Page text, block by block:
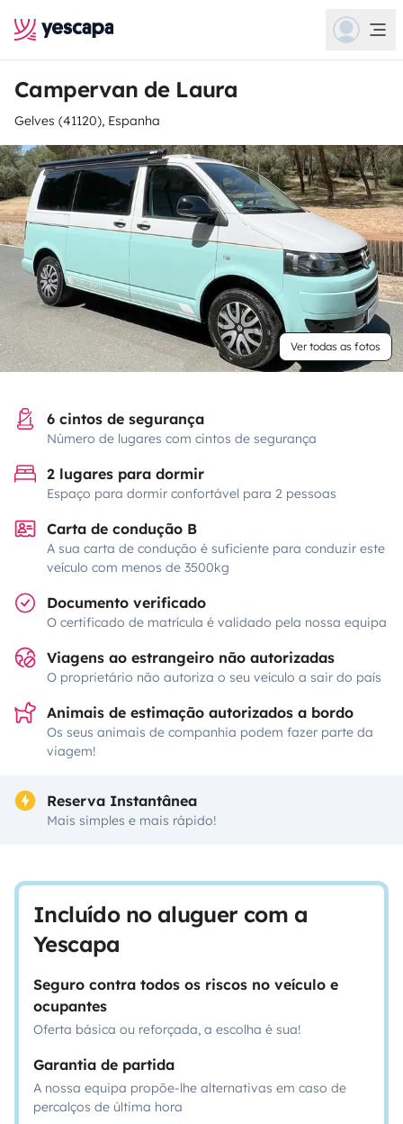
Campervan de Laura
Gelves (41120), Espanha
Ver todas as fotos
6 cintos de segurança
Número de lugares com cintos de segurança
2 lugares para dormir
Espaço para dormir confortável para 2 pessoas
Carta de condução B
A sua carta de condução é suficiente para conduzir este
veículo com menos de 3500kg
Documento verificado
O certificado de matrícula é validado pela nossa equipa
Viagens ao estrangeiro não autorizadas
O proprietário não autoriza o seu veículo a sair do país
Animais de estimação autorizados a bordo
Os seus animais de companhia podem fazer parte da
viagem!
Reserva Instantânea
Mais simples e mais rápido!
Incluído no aluguer com a
Yescapa
Seguro contra todos os riscos no veículo e
ocupantes
Oferta básica ou reforçada, a escolha é sua!
Garantia de partida
A nossa equipa propõe-lhe alternativas em caso de
percalços de última hora